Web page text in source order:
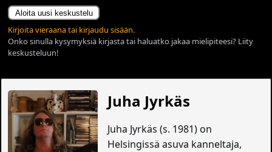
Aloita uusi keskustelu
Kirjoita vieraana tai kirjaudu sisään.
Onko sinulla kysymyksiä kirjasta tai haluatko jakaa mielipiteesi? Liity
keskusteluun!
Juha Jyrkäs
Juha Jyrkäs (s. 1981) on
Helsingissä asuva kanneltaja,